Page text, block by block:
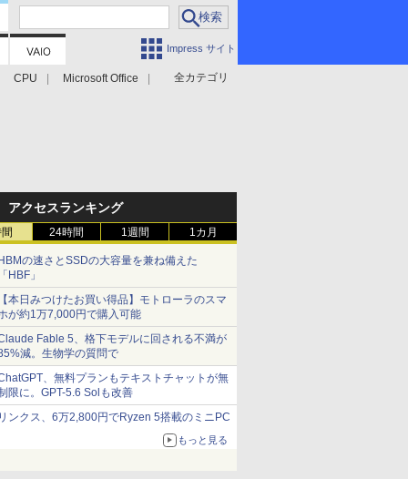
Impress サイト
全カテゴリ
CPU Microsoft Office
アクセスランキング
24時間 1週間 1カ月
の速さとSSDの大容量を兼ね備えた
HBF」
本日みつけたお買い得品】モトローラのスマ
が約1万7,000円で購入可能
Fable 5、格下モデルに回される不満が
減。生物学の質問で
、無料プランもテキストチャットが無
限に。GPT-5.6 Solも改善
ンクス、6万2,800円でRyzen 5搭載のミニPC
もっと見る